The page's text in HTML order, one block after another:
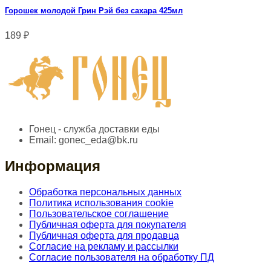
Горошек молодой Грин Рэй без сахара 425мл
189 ₽
Гонец - служба доставки еды
Email: gonec_eda@bk.ru
Информация
Обработка персональных данных
Политика использования cookie
Пользовательское соглашение
Публичная оферта для покупателя
Публичная оферта для продавца
Согласие на рекламу и рассылки
Согласие пользователя на обработку ПД